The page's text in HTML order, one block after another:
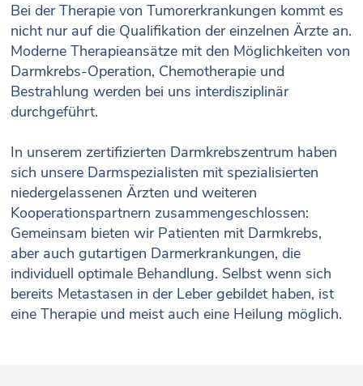
Bei der Therapie von Tumorerkrankungen kommt es
nicht nur auf die Qualifikation der einzelnen Ärzte an.
Moderne Therapieansätze mit den Möglichkeiten von
Darmkrebs-Operation, Chemotherapie und
Bestrahlung werden bei uns interdisziplinär
durchgeführt.
In unserem zertifizierten Darmkrebszentrum haben
sich unsere Darmspezialisten mit spezialisierten
niedergelassenen Ärzten und weiteren
Kooperationspartnern zusammengeschlossen:
Gemeinsam bieten wir Patienten mit Darmkrebs,
aber auch gutartigen Darmerkrankungen, die
individuell optimale Behandlung. Selbst wenn sich
bereits Metastasen in der Leber gebildet haben, ist
eine Therapie und meist auch eine Heilung möglich.